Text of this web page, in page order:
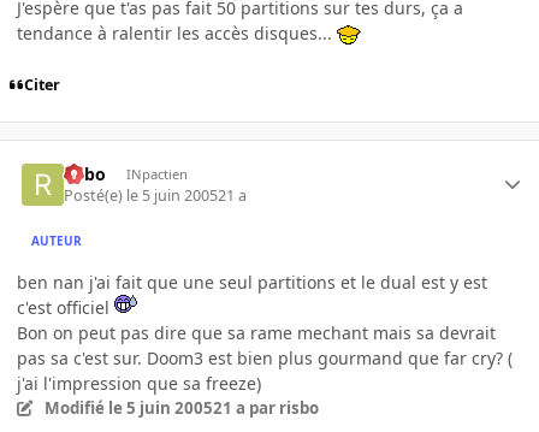
J'espère que t'as pas fait 50 partitions sur tes durs, ça a
tendance à ralentir les accès disques...
Citer
risbo INpactien
Posté(e) le 5 juin 200521 a
AUTEUR
ben nan j'ai fait que une seul partitions et le dual est y est
c'est officiel
Bon on peut pas dire que sa rame mechant mais sa devrait
pas sa c'est sur. Doom3 est bien plus gourmand que far cry? (
j'ai l'impression que sa freeze)
Modifié le 5 juin 200521 a par risbo